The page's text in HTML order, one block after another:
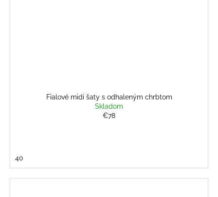
Fialové midi šaty s odhaleným chrbtom
Skladom
€78
40